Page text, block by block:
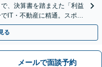
、決算書を踏まえた「利益
IT・不動産に精通。スポッ
る
メールで面談予約